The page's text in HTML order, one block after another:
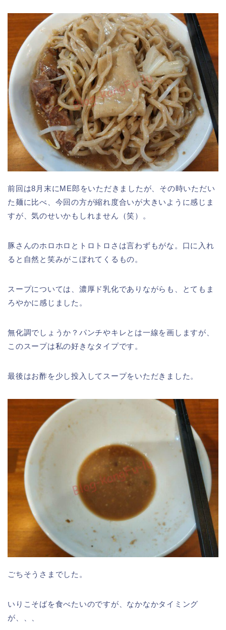
前回は8月末にME郎をいただきましたが、その時いただい
た麺に比べ、今回の方が縮れ度合いが大きいように感じま
すが、気のせいかもしれません（笑）。
豚さんのホロホロとトロトロさは言わずもがな。口に入れ
ると自然と笑みがこぼれてくるもの。
スープについては、濃厚ド乳化でありながらも、とてもま
ろやかに感じました。
無化調でしょうか？パンチやキレとは一線を画しますが、
このスープは私の好きなタイプです。
最後はお酢を少し投入してスープをいただきました。
ごちそうさまでした。
いりこそばを食べたいのですが、なかなかタイミング
が、、、